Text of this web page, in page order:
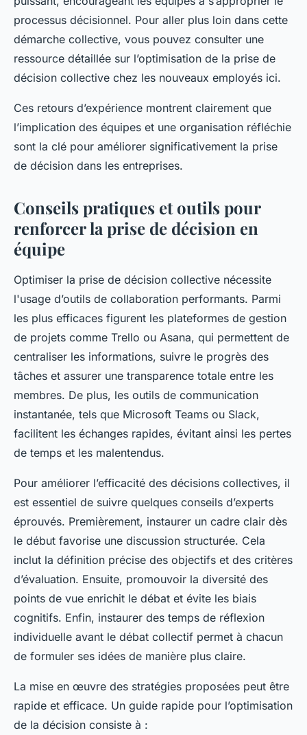
processus décisionnel. Pour aller plus loin dans cette
démarche collective, vous pouvez consulter une
ressource détaillée sur l’optimisation de la prise de
décision collective chez les nouveaux employés ici.
Ces retours d’expérience montrent clairement que
l’implication des équipes et une organisation réfléchie
sont la clé pour améliorer significativement la prise
de décision dans les entreprises.
Conseils pratiques et outils pour
renforcer la prise de décision en
équipe
Optimiser la prise de décision collective nécessite
l'usage d’outils de collaboration performants. Parmi
les plus efficaces figurent les plateformes de gestion
de projets comme Trello ou Asana, qui permettent de
centraliser les informations, suivre le progrès des
tâches et assurer une transparence totale entre les
membres. De plus, les outils de communication
instantanée, tels que Microsoft Teams ou Slack,
facilitent les échanges rapides, évitant ainsi les pertes
de temps et les malentendus.
Pour améliorer l’efficacité des décisions collectives, il
est essentiel de suivre quelques conseils d’experts
éprouvés. Premièrement, instaurer un cadre clair dès
le début favorise une discussion structurée. Cela
inclut la définition précise des objectifs et des critères
d’évaluation. Ensuite, promouvoir la diversité des
points de vue enrichit le débat et évite les biais
cognitifs. Enfin, instaurer des temps de réflexion
individuelle avant le débat collectif permet à chacun
de formuler ses idées de manière plus claire.
La mise en œuvre des stratégies proposées peut être
rapide et efficace. Un guide rapide pour l’optimisation
de la décision consiste à :